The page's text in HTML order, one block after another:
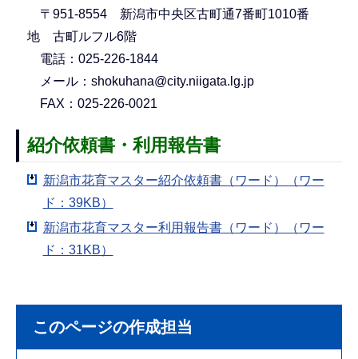
〒951-8554 新潟市中央区古町通7番町1010番
地 古町ルフル6階
電話：025-226-1844
メール：shokuhana@city.niigata.lg.jp
FAX：025-226-0021
紹介依頼書・利用報告書
新潟市花育マスター紹介依頼書（ワード）（ワー
ド：39KB）
新潟市花育マスター利用報告書（ワード）（ワー
ド：31KB）
このページの作成担当